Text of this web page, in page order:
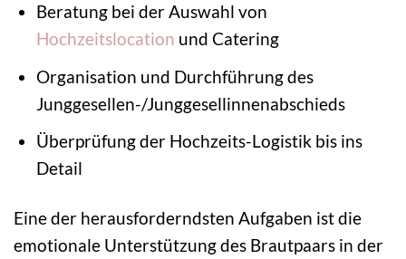
Beratung bei der Auswahl von
Hochzeitslocation und Catering
Organisation und Durchführung des
Junggesellen-/Junggesellinnenabschieds
Überprüfung der Hochzeits-Logistik bis ins
Detail
Eine der herausforderndsten Aufgaben ist die
emotionale Unterstützung des Brautpaars in der